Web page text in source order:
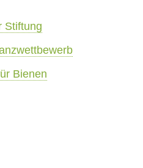
Stiftung
Bienen